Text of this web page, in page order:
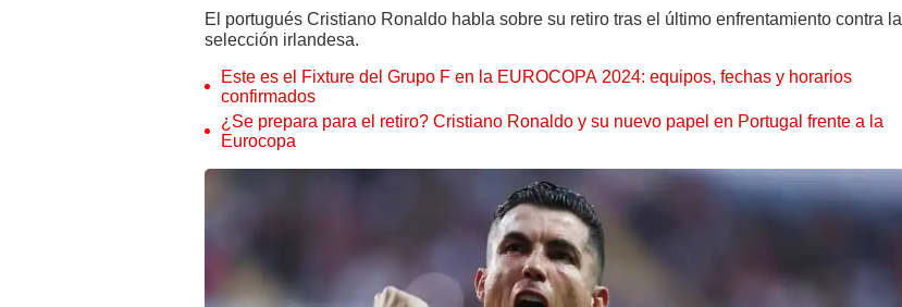
El portugués Cristiano Ronaldo habla sobre su retiro tras el último enfrentamiento contra la
selección irlandesa.
Este es el Fixture del Grupo F en la EUROCOPA 2024: equipos, fechas y horarios
confirmados
¿Se prepara para el retiro? Cristiano Ronaldo y su nuevo papel en Portugal frente a la
Eurocopa